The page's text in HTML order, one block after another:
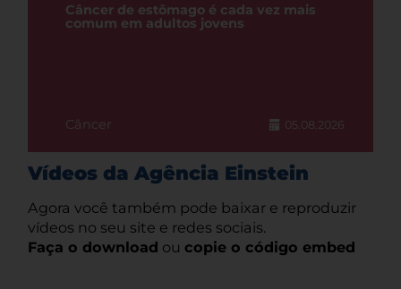
Câncer de estômago é cada vez mais
comum em adultos jovens
Câncer 05.08.2026
Vídeos da Agência Einstein
Agora você também pode baixar e reproduzir
vídeos no seu site e redes sociais.
Faça o download ou copie o código embed